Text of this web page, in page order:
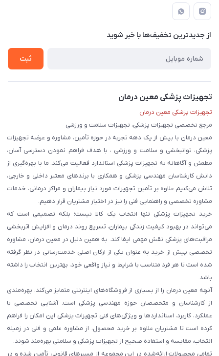
لیست محصولات
درباره ما
راهنما
قوانین و مقررات
حریم خصوصی
از جدید‌ترین تخفیف‌ها با‌ خبر شوید
ثبت
تجهیزات پزشکی معین درمان
تجهیزات پزشکی معین درمان
مرجع تخصصی تجهیزات پزشکی، تجهیزات سلامت و ورزشی
معین درمان با بیش از یک دهه تجربه در حوزه تأمین، مشاوره و عرضه تجهیزات
پزشکی، توانبخشی و سلامت و ورزشی ، با هدف فراهم نمودن دسترسی آسان،
مطمئن و آگاهانه به تجهیزات پزشکی استاندارد فعالیت می‌کند. ما با بهره‌گیری از
دانش کارشناسان مهندسی پزشکی و همکاری با برندهای معتبر داخلی و خارجی،
تلاش می‌کنیم علاوه بر تأمین تجهیزات مورد نیاز بیماران و مراکز درمانی، خدمات
مشاوره تخصصی و راهنمایی فنی را نیز در اختیار مشتریان قرار دهیم.
خرید تجهیزات پزشکی تنها انتخاب یک کالا نیست؛ بلکه تصمیمی است که
می‌تواند در بهبود کیفیت زندگی بیماران، تسریع روند درمان و افزایش اثربخشی
مراقبت‌های پزشکی نقش مهمی ایفا کند. به همین دلیل در معین درمان، مشاوره
تخصصی پیش از خرید به عنوان یکی از ارکان اصلی خدمت‌رسانی در نظر گرفته
شده است تا هر فرد متناسب با شرایط و نیاز واقعی خود، بهترین انتخاب را داشته
باشد.
آنچه معین درمان را از بسیاری از فروشگاه‌های اینترنتی متمایز می‌کند، بهره‌مندی
از کارشناسان و متخصصان حوزه مهندسی پزشکی است. آشنایی تخصصی با
عملکرد، کاربرد، استانداردها و ویژگی‌های فنی تجهیزات پزشکی این امکان را فراهم
کرده است تا مشتریان علاوه بر خرید محصول، از مشاوره علمی و فنی در زمینه
انتخاب، مقایسه و استفاده صحیح از تجهیزات پزشکی و سلامتی بهره‌مند شوند.
تمامی محصولات ارائه‌شده در این مجموعه از مسیرهای قانونی تأمین شده و در